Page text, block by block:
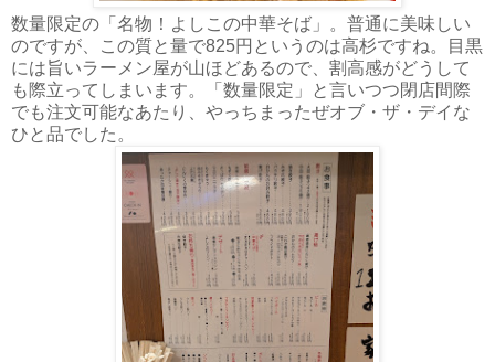
数量限定の「名物！よしこの中華そば」。普通に美味しい
のですが、この質と量で825円というのは高杉ですね。目黒
には旨いラーメン屋が山ほどあるので、割高感がどうして
も際立ってしまいます。「数量限定」と言いつつ閉店間際
でも注文可能なあたり、やっちまったぜオブ・ザ・デイな
ひと品でした。